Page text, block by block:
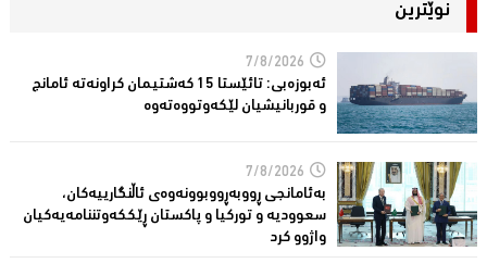
نوێترین
7/8/2026
ئەبوزەبی: تائێستا 15 كەشتیمان كراونەتە ئامانج
و قوربانیشیان لێكەوتووەتەوە
7/8/2026
بەئامانجی ڕووبەڕووبوونەوەی ئاڵنگارییەكان،
سعوودیە و توركیا و پاكستان ڕێككەوتننامەیەکیان
واژوو كرد